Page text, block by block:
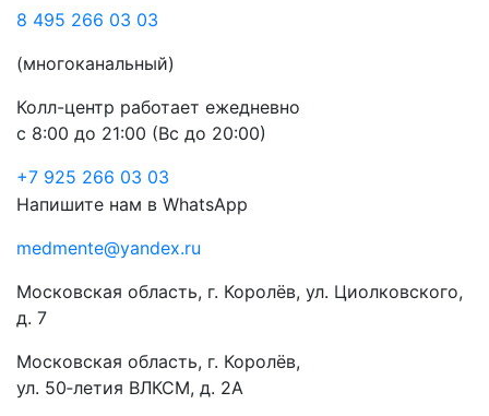
8 495 266 03 03
(многоканальный)
Колл-центр работает ежедневно
с 8:00 до 21:00 (Вс до 20:00)
+7 925 266 03 03
Напишите нам в WhatsApp
medmente@yandex.ru
Московская область, г. Королёв, ул. Циолковского,
д. 7
Московская область, г. Королёв,
ул. 50‑летия ВЛКСМ, д. 2А